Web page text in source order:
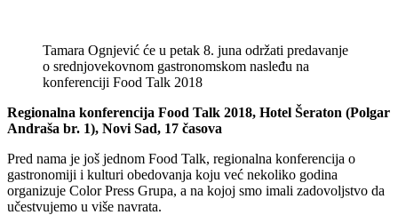
Tamara Ognjević će u petak 8. juna održati predavanje
o srednjovekovnom gastronomskom nasleđu na
konferenciji Food Talk 2018
Regionalna konferencija Food Talk 2018, Hotel Šeraton (Polgar
Andraša br. 1), Novi Sad, 17 časova
Pred nama je još jednom Food Talk, regionalna konferencija o
gastronomiji i kulturi obedovanja koju već nekoliko godina
organizuje Color Press Grupa, a na kojoj smo imali zadovoljstvo da
učestvujemo u više navrata.